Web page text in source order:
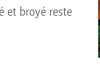
et broyé reste